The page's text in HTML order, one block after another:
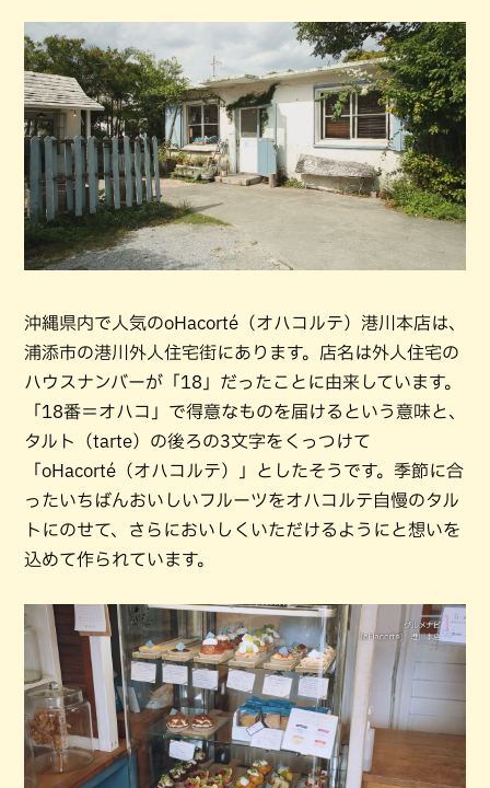
沖縄県内で人気のoHacorté（オハコルテ）港川本店は、
浦添市の港川外人住宅街にあります。店名は外人住宅の
ハウスナンバーが「18」だったことに由来しています。
「18番＝オハコ」で得意なものを届けるという意味と、
タルト（tarte）の後ろの3文字をくっつけて
「oHacorté（オハコルテ）」としたそうです。季節に合
ったいちばんおいしいフルーツをオハコルテ自慢のタル
トにのせて、さらにおいしくいただけるようにと想いを
込めて作られています。